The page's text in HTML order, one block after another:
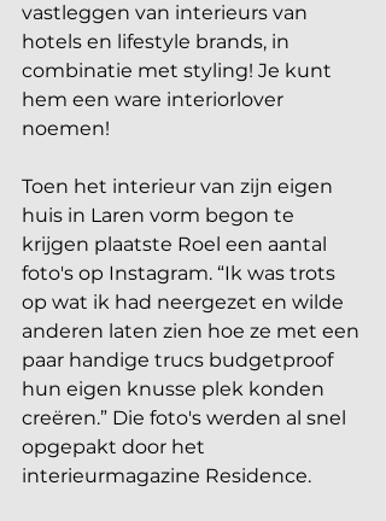
vastleggen van interieurs van
hotels en lifestyle brands, in
combinatie met styling! Je kunt
hem een ware interiorlover
noemen!
Toen het interieur van zijn eigen
huis in Laren vorm begon te
krijgen plaatste Roel een aantal
foto's op Instagram. “Ik was trots
op wat ik had neergezet en wilde
anderen laten zien hoe ze met een
paar handige trucs budgetproof
hun eigen knusse plek konden
creëren.” Die foto's werden al snel
opgepakt door het
interieurmagazine Residence.